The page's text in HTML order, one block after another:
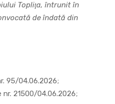
Topliţa, întrunit în
de îndată din
95/04.06.2026;
21500/04.06.2026;